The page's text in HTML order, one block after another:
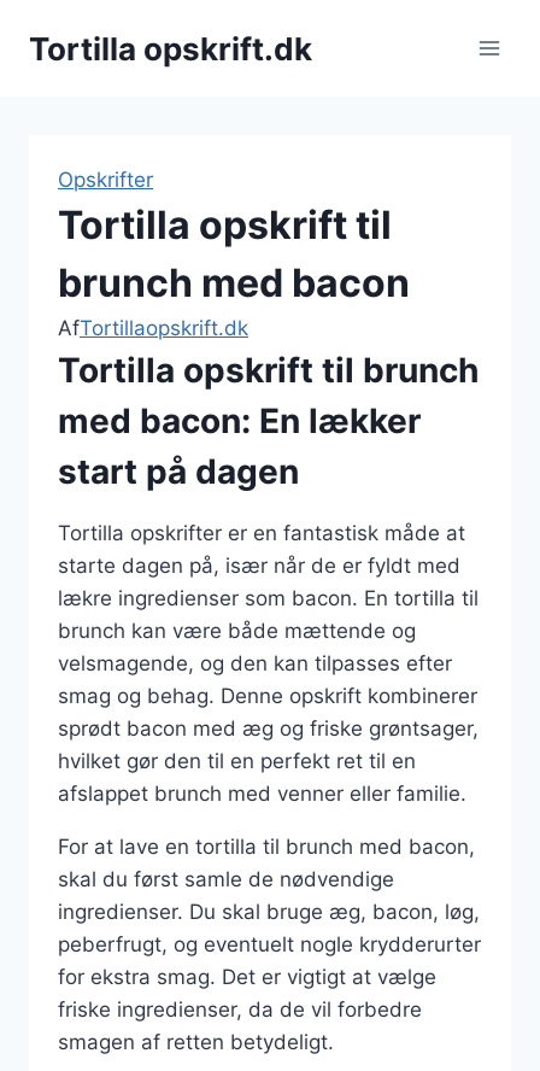
Tortilla opskrift.dk
Opskrifter
Tortilla opskrift til
brunch med bacon
AfTortillaopskrift.dk
Tortilla opskrift til brunch
med bacon: En lækker
start på dagen
Tortilla opskrifter er en fantastisk måde at
starte dagen på, især når de er fyldt med
lækre ingredienser som bacon. En tortilla til
brunch kan være både mættende og
velsmagende, og den kan tilpasses efter
smag og behag. Denne opskrift kombinerer
sprødt bacon med æg og friske grøntsager,
hvilket gør den til en perfekt ret til en
afslappet brunch med venner eller familie.
For at lave en tortilla til brunch med bacon,
skal du først samle de nødvendige
ingredienser. Du skal bruge æg, bacon, løg,
peberfrugt, og eventuelt nogle krydderurter
for ekstra smag. Det er vigtigt at vælge
friske ingredienser, da de vil forbedre
smagen af retten betydeligt.